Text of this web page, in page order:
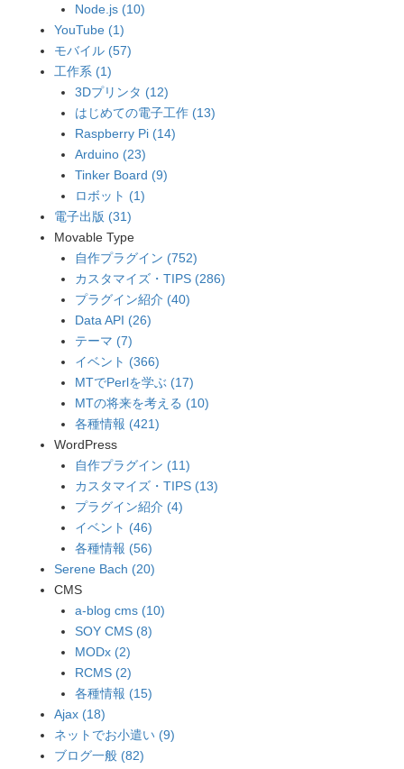
Node.js (10)
YouTube (1)
モバイル (57)
工作系 (1)
3Dプリンタ (12)
はじめての電子工作 (13)
Raspberry Pi (14)
Arduino (23)
Tinker Board (9)
ロボット (1)
電子出版 (31)
Movable Type
自作プラグイン (752)
カスタマイズ・TIPS (286)
プラグイン紹介 (40)
Data API (26)
テーマ (7)
イベント (366)
MTでPerlを学ぶ (17)
MTの将来を考える (10)
各種情報 (421)
WordPress
自作プラグイン (11)
カスタマイズ・TIPS (13)
プラグイン紹介 (4)
イベント (46)
各種情報 (56)
Serene Bach (20)
CMS
a-blog cms (10)
SOY CMS (8)
MODx (2)
RCMS (2)
各種情報 (15)
Ajax (18)
ネットでお小遣い (9)
ブログ一般 (82)